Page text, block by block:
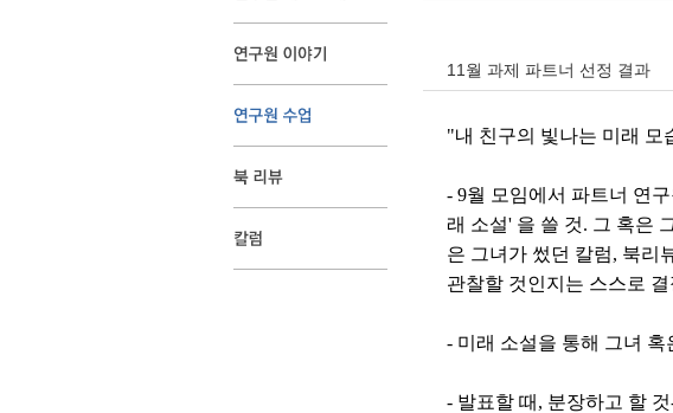
11월 과제 파트너 선정 결과
"내 친구의 빛나는 미래 모
- 9월 모임에서 파트너 연
래 소설' 을 쓸 것. 그 혹은
은 그녀가 썼던 칼럼, 북리
관찰할 것인지는 스스로 결
- 미래 소설을 통해 그녀
- 발표할 때, 분장하고 할